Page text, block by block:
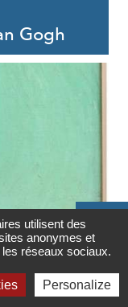
Contact

Newsletter
Gogh
utilisent des
anonymes et
réseaux sociaux.
Personalize